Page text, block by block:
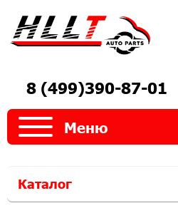
8 (499)390-87-01
Меню
Каталог